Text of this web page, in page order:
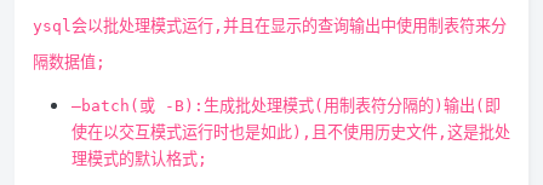
ysql会以批处理模式运行,并且在显示的查询输出中使用制表符来分
隔数据值;
–batch(或 -B):生成批处理模式(用制表符分隔的)输出(即
使在以交互模式运行时也是如此),且不使用历史文件,这是批处
理模式的默认格式;